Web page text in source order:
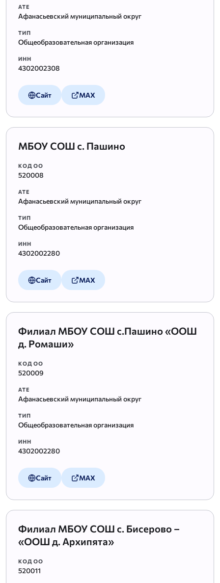
АТЕ
Афанасьевский муниципальный округ
ТИП
Общеобразовательная организация
ИНН
4302002308
Сайт MAX
МБОУ СОШ с. Пашино
КОД ОО
520008
АТЕ
Афанасьевский муниципальный округ
ТИП
Общеобразовательная организация
ИНН
4302002280
Сайт MAX
Филиал МБОУ СОШ с.Пашино «ООШ
д. Ромаши»
КОД ОО
520009
АТЕ
Афанасьевский муниципальный округ
ТИП
Общеобразовательная организация
ИНН
4302002280
Сайт MAX
Филиал МБОУ СОШ с. Бисерово –
«ООШ д. Архипята»
КОД ОО
520011